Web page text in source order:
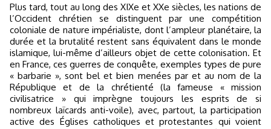
Plus tard, tout au long des XIXe et XXe siècles, les nations de
l’Occident chrétien se distinguent par une compétition
coloniale de nature impérialiste, dont l’ampleur planétaire, la
durée et la brutalité restent sans équivalent dans le monde
islamique, lui-même d’ailleurs objet de cette colonisation. Et
en France, ces guerres de conquête, exemples types de pure
« barbarie », sont bel et bien menées par et au nom de la
République et de la chrétienté (la fameuse « mission
civilisatrice » qui imprègne toujours les esprits de si
nombreux laïcards anti-voile), avec, partout, la participation
active des Églises catholiques et protestantes qui voient